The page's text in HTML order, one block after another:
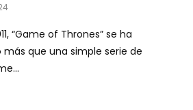
“Game of Thrones” se ha
que una simple serie de